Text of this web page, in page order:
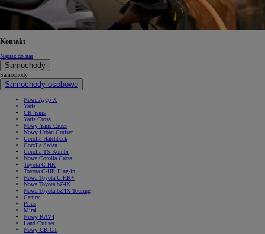
Kontakt
Napisz do nas
Samochody
Samochody
Samochody osobowe
Nowe Aygo X
Yaris
GR Yaris
Yaris Cross
Nowy Yaris Cross
Nowy Urban Cruiser
Corolla Hatchback
Corolla Sedan
Corolla TS Kombi
Nowa Corolla Cross
Toyota C-HR
Toyota C-HR Plug-in
Nowa Toyota C-HR+
Nowa Toyota bZ4X
Nowa Toyota bZ4X Touring
Camry
Prius
Mirai
Nowy RAV4
Land Cruiser
Nowy GR GT